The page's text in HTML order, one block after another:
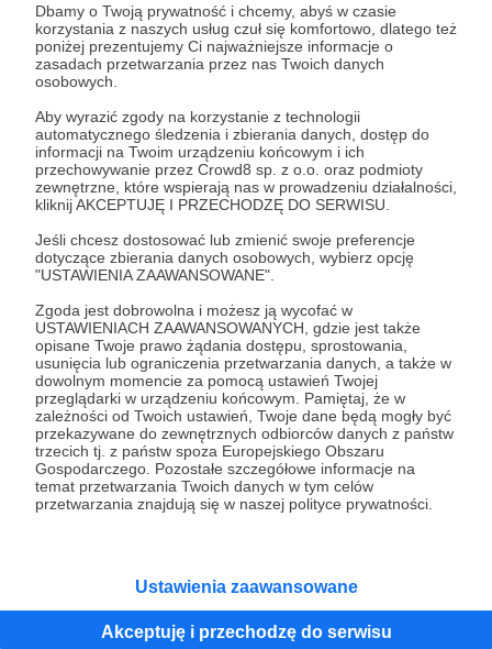
Dbamy o Twoją prywatność i chcemy, abyś w czasie
korzystania z naszych usług czuł się komfortowo, dlatego też
poniżej prezentujemy Ci najważniejsze informacje o
zasadach przetwarzania przez nas Twoich danych
osobowych.
Aby wyrazić zgody na korzystanie z technologii
automatycznego śledzenia i zbierania danych, dostęp do
informacji na Twoim urządzeniu końcowym i ich
przechowywanie przez Crowd8 sp. z o.o. oraz podmioty
zewnętrzne, które wspierają nas w prowadzeniu działalności,
kliknij AKCEPTUJĘ I PRZECHODZĘ DO SERWISU.
Jeśli chcesz dostosować lub zmienić swoje preferencje
dotyczące zbierania danych osobowych, wybierz opcję
"USTAWIENIA ZAAWANSOWANE".
Zgoda jest dobrowolna i możesz ją wycofać w
USTAWIENIACH ZAAWANSOWANYCH, gdzie jest także
opisane Twoje prawo żądania dostępu, sprostowania,
usunięcia lub ograniczenia przetwarzania danych, a także w
dowolnym momencie za pomocą ustawień Twojej
przeglądarki w urządzeniu końcowym. Pamiętaj, że w
zależności od Twoich ustawień, Twoje dane będą mogły być
przekazywane do zewnętrznych odbiorców danych z państw
trzecich tj. z państw spoza Europejskiego Obszaru
Gospodarczego. Pozostałe szczegółowe informacje na
temat przetwarzania Twoich danych w tym celów
przetwarzania znajdują się w naszej polityce prywatności.
Ustawienia zaawansowane
Akceptuję i przechodzę do serwisu
- przynajmniej 4 PRZEDPREMIEROWE odcinki w
tygodniu w jakości miażdżącej YouTube,
- dostęp do postów dla Patronów,
- udział w decydowaniu, jakie materiały opublikuję,
- witaj w tajnej grupie na Facebook'u!
Patroni: 5
29 zł miesięcznie
Prędkość wyścigowa!
Oto Twoje przywileje:
- przynajmniej 4 PRZEDPREMIEROWE odcinki w
tygodniu w jakości miażdżącej YouTube,
- dostęp do postów dla Patronów,
- udział w decydowaniu, jakie materiały opublikuję,
- udział w tajnej grupie na Facebook'u,
w postaci filmu na Twoją prośbę,
- pierwszeństwo wykupu moich Projektów
Rowerowych.